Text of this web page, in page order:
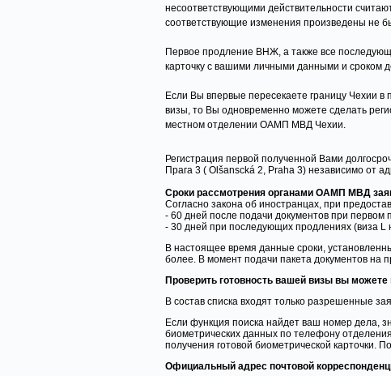
несоответствующими действительности
соответствующие изменения произведены не
Первое продление ВНЖ, а также все
карточку с вашими личными данными и сроком
Если Вы впервые пересекаете границу Чехии в
визы, то Вы одновременно можете сделать
местном отделении ОАМП МВД Чехии.
Регистрация первой полученной Вами
Прага 3 ( Olšanscká 2, Praha 3) независимо от
Сроки рассмотрения органами ОАМП МВД
Согласно закона об иностранцах, при
- 60 дней после подачи документов при первом
- 30 дней при последующих продлениях (виза L
В настоящее время данные сроки,
более. В момент подачи пакета документов на
Проверить готовность вашей визы вы
В состав списка входят только разрешенные
Если функция поиска найдет ваш номер дела,
биометрических данных по телефону
получения готовой биометрической карточки.
Официальный адрес почтовой